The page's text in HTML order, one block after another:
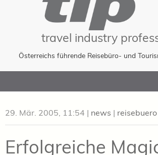
travel industry
Österreichs führende Reisebüro- und
to
29. Mär. 2005, 11:54 | news | reisebuero
Erfolgreiche